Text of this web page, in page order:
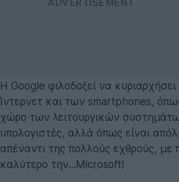
Η Google φιλοδοξεί να
Ίντερνετ και των smartphones,
χώρο των λειτουργικών
υπολογιστές, αλλά όπως είναι
απέναντι της πολλούς εχθρούς, με
καλύτερο την...Microsoft!